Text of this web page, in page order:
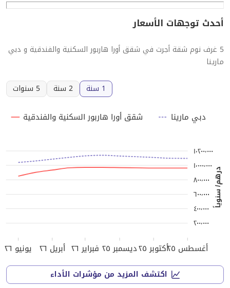
أحدث توجهات الأسعار
5 غرف نوم شقة أجرت في شقق أورا هاربور السكنية والفندقية و دبي
مارينا
1 سنة
2 سنة 5 سنوات
أغسطس ٢٥ أكتوبر ٢٥ ديسمبر ٢٥ فبراير ٢٦ أبريل ٢٦ يونيو ٢٦
درهم/ سنوياً
٢٠٠٬٠٠٠
٤٠٠٬٠٠٠
٦٠٠٬٠٠٠
٨٠٠٬٠٠٠
١٬٠٠٠٬٠٠٠
١٬٢٠٠٬٠٠٠
شقق أورا هاربور السكنية والفندقية دبي مارينا
اكتشف المزيد من مؤشرات الأداء